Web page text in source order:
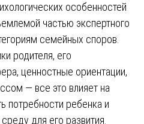
особенностей
частью экспертного
семейных споров.
родителя, его
ценностные ориентации,
— все это влияет на
потребности ребенка и
для его развития.